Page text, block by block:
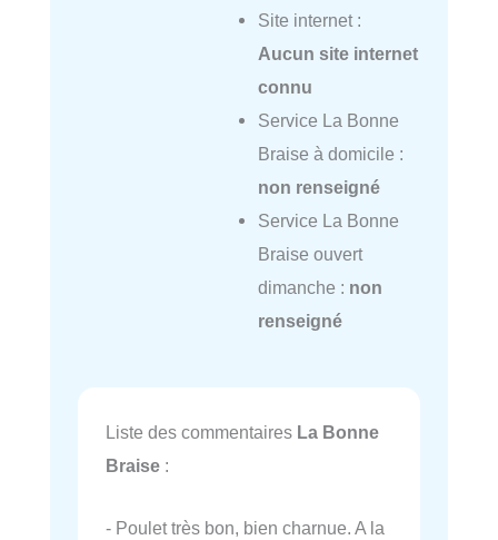
Site internet :
Aucun site internet
connu
Service La Bonne
Braise à domicile :
non renseigné
Service La Bonne
Braise ouvert
dimanche : non
renseigné
Liste des commentaires La Bonne
Braise :
- Poulet très bon, bien charnue. A la